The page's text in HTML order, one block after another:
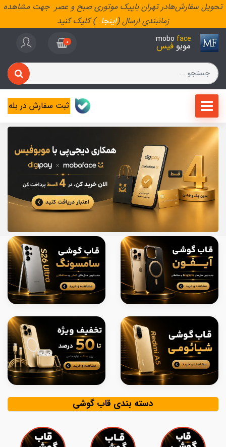
تحویل سفارش‌هادر تهران باپیک موتوری صبح و عصر جهت مشاهده
زمانبندی ارسال (اینجا..) کلیک کنید
mobo face
موبو فیس 0
ثبت سفارش در بله
دسته بندی قاب گوشی